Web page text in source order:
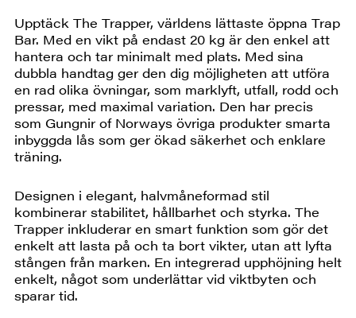
Upptäck The Trapper, världens lättaste öppna Trap
Bar. Med en vikt på endast 20 kg är den enkel att
hantera och tar minimalt med plats. Med sina
dubbla handtag ger den dig möjligheten att utföra
en rad olika övningar, som marklyft, utfall, rodd och
pressar, med maximal variation. Den har precis
som Gungnir of Norways övriga produkter smarta
inbyggda lås som ger ökad säkerhet och enklare
träning.
Designen i elegant, halvmåneformad stil
kombinerar stabilitet, hållbarhet och styrka. The
Trapper inkluderar en smart funktion som gör det
enkelt att lasta på och ta bort vikter, utan att lyfta
stången från marken. En integrerad upphöjning helt
enkelt, något som underlättar vid viktbyten och
sparar tid.